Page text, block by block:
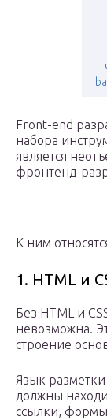
Front-end
набора
является
фронтенд-
К ним
1. HTML и
Без HTML и
невозможна.
строение
Язык разметки
должны
ссылки, формы